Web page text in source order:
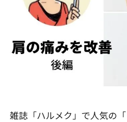
雑誌「ハルメク」で人気の